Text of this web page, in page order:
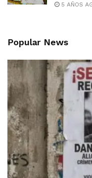
5 AÑOS
Popular News